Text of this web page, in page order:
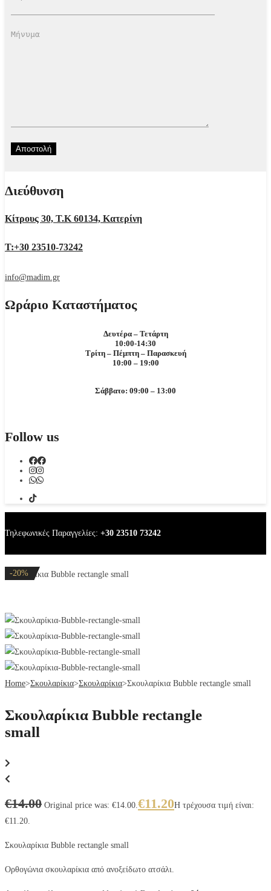
Διεύθυνση
Κίτρους 30, Τ.Κ 60134, Κατερίνη
Τ:+30 23510-73242
info@madim.gr
Ωράριο Καταστήματος
Δευτέρα – Τετάρτη
10:00-14:30
Τρίτη – Πέμπτη – Παρασκευή
10:00 – 19:00
Σάββατο: 09:00 – 13:00
Follow us
Τηλεφωνικές Παραγγελίες: +30 23510 73242
Σκουλαρίκια Bubble rectangle small
-20%
Home>Σκουλαρίκια>Σκουλαρίκια>Σκουλαρίκια Bubble rectangle small
Σκουλαρίκια Bubble rectangle
small
€14.00 Original price was: €14.00. €11.20Η τρέχουσα τιμή είναι:
€11.20.
Σκουλαρίκια Bubble rectangle small
Ορθογώνια σκουλαρίκια από ανοξείδωτο ατσάλι.
-20%
-20%
-20%
-20%